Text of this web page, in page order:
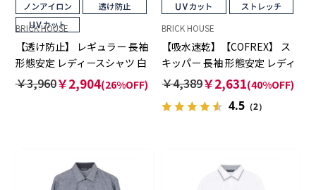
BRICK HOUSE
【透け防止】 レギュラー 長袖
形態安定 レディースシャツ 白
無地
￥3,960￥2,904(26%OFF)
BRICK HOUSE
【吸水速乾】【COFREX】 ス
キッパー 長袖 形態安定 レディ
ースシャツ
￥4,389￥2,631(40%OFF)
4.5 （2）